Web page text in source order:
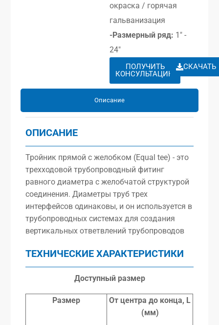
окраска / горячая
гальванизация
-Размерный ряд: 1″ -
24″
ПОЛУЧИТЬ
КОНСУЛЬТАЦИЮ
СКАЧАТЬ
Описание
ОПИСАНИЕ
Тройник прямой с желобком (Equal tee) - это
трехходовой трубопроводный фитинг
равного диаметра с желобчатой структурой
соединения. Диаметры труб трех
интерфейсов одинаковы, и он используется в
трубопроводных системах для создания
вертикальных ответвлений трубопроводов
ТЕХНИЧЕСКИЕ ХАРАКТЕРИСТИКИ
Доступный размер
Размер
От центра до конца, L
(мм)